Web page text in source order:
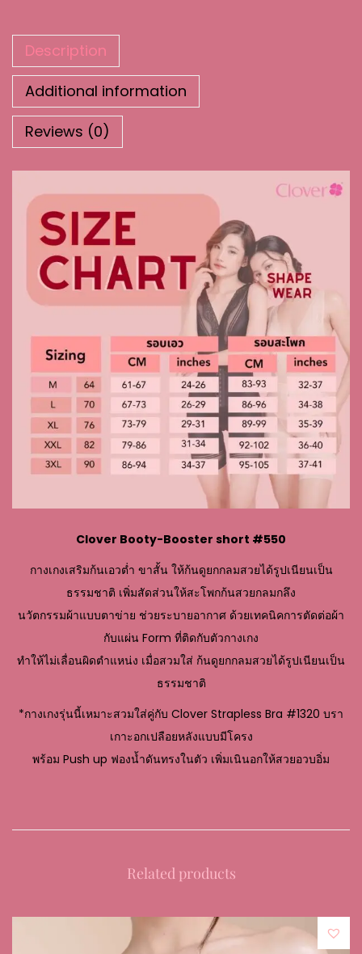
Description
Additional information
Reviews (0)
Clover Booty-Booster short #550
กางเกงเสริมก้นเอวต่ำ ขาสั้น ให้ก้นดูยกกลมสวยได้รูปเนียนเป็น
ธรรมชาติ เพิ่มสัดส่วนให้สะโพกก้นสวยกลมกลึง
นวัตกรรมผ้าแบบตาข่าย ช่วยระบายอากาศ ด้วยเทคนิคการตัดต่อผ้า
กับแผ่น Form ที่ติดกับตัวกางเกง
ทำให้ไม่เลื่อนผิดตำแหน่ง เมื่อสวมใส่ ก้นดูยกกลมสวยได้รูปเนียนเป็น
ธรรมชาติ
*กางเกงรุ่นนี้เหมาะสวมใส่คู่กับ Clover Strapless Bra #1320 บรา
เกาะอกเปลือยหลังแบบมีโครง
พร้อม Push up ฟองน้ำดันทรงในตัว เพิ่มเนินอกให้สวยอวบอิ่ม
Related products